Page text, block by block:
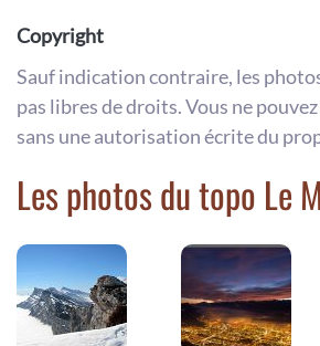
Copyright
Sauf indication contraire, les
pas libres de droits. Vous ne
sans une autorisation écrite du
Les photos du topo Le